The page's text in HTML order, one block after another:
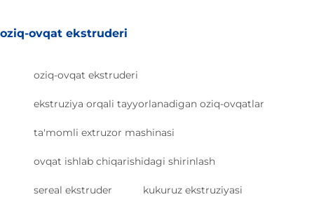
oziq-ovqat ekstruderi
oziq-ovqat ekstruderi
ekstruziya orqali tayyorlanadigan oziq-ovqatlar
ta'momli extruzor mashinasi
ovqat ishlab chiqarishidagi shirinlash
sereal ekstruder kukuruz ekstruziyasi